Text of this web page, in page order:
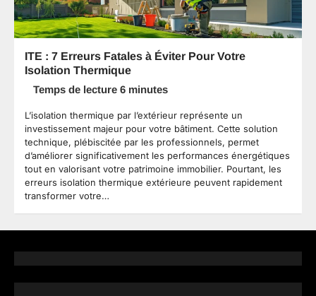
ITE : 7 Erreurs Fatales à Éviter Pour Votre
Isolation Thermique
L’isolation thermique par l’extérieur représente un
investissement majeur pour votre bâtiment. Cette solution
technique, plébiscitée par les professionnels, permet
d’améliorer significativement les performances énergétiques
tout en valorisant votre patrimoine immobilier. Pourtant, les
erreurs isolation thermique extérieure peuvent rapidement
transformer votre…